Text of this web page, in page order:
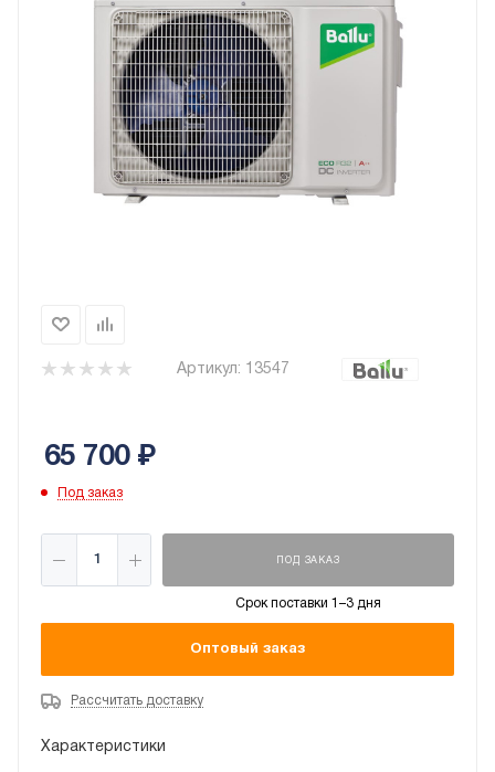
Артикул: 13547
65 700₽
Под заказ
ПОД ЗАКАЗ
Срок поставки 1–3 дня
Оптовый заказ
Рассчитать доставку
Характеристики